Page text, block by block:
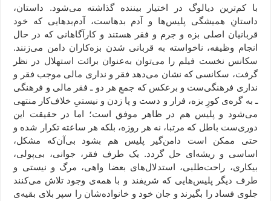
با کم‌ترین دیالوگ در اختیار بیننده گذاشته می‌شود. داستان،
داستانِ همیشگی پلیس‌ها و آدم بدهاست، آدم‌بدهایی که خود
قربانیان اصلی بزه و جرم و فقر هستند و کارآگاهانی که در حال
انجام وظیفه، ناخواسته به قربانی شدن بزه‌کاران دامن می‌زنند.
سکانس نخست فیلم را می‌توان به‌عنوان برائت استهلال در نظر
گرفت، سکانسی که نشان می‌دهد فقر و نداری مالی موجب فقر و
نداری فرهنگی‌ست و برعکس که جمعِ هر دو ـ فقر مالی و فرهنگی
ـ به گره‌ی کورِ بزه، فرار و دست و پا زدن و نیستیِ خلاف‌کار منتهی
می‌شود و پلیس هم در ظاهر موفق است؛ اما در حقیقت این
دوری‌ست باطل که مرتبا، نه هر روزه، بلکه هر ساعته تکرار شده و
حتی ممکن است دامن‌گیر پلیس هم بشود بی‌آن‌که مشکل،
اساسی و ریشه‌ای حل گردد. یک طرف فقر، جوانی، بی‌پولی،
بیکاری، راحت‌طلبی، استدلال‌های بعضا واهی، مرگ و نیستی و
طرف دیگر پلیس‌هایی که شریفند و با همه‌ی وجود تلاش می‌کنند
جلوی فساد را بگیرند و جان خود و خانواده‌شان را سپر بلای بقیه‌ی